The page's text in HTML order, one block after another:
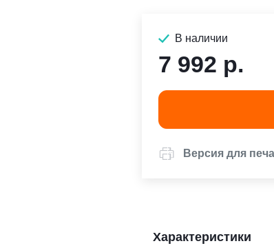
В наличии
7 992 р.
Версия для
Характеристики